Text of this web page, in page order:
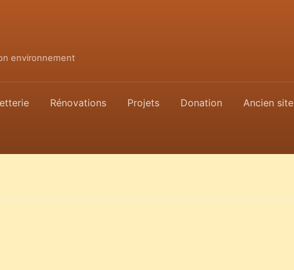
environnement
Rénovations Projets Donation Ancien site